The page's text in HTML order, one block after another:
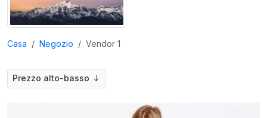
Casa Negozio Vendor 1
Prezzo alto-basso